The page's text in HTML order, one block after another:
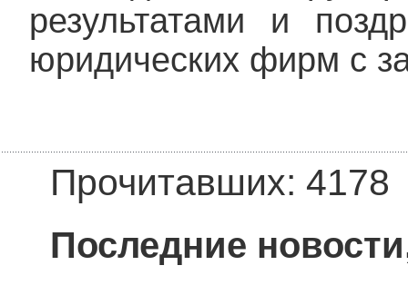
результатами и
юридических фирм с
Прочитавших: 4178
Последние